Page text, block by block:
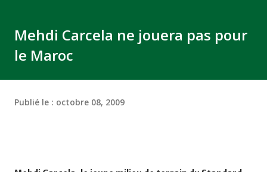
Mehdi Carcela ne jouera pas pour
le Maroc
Publié le : octobre 08, 2009